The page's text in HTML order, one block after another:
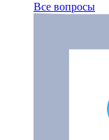
Все вопросы